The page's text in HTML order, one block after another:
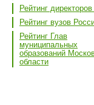
Рейтинг
Рейтинг вузов
Рейтинг Глав
муниципальных
образований
области